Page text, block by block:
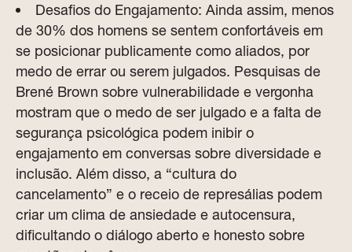
Desafios do Engajamento: Ainda assim, menos
de 30% dos homens se sentem confortáveis em
se posicionar publicamente como aliados, por
medo de errar ou serem julgados. Pesquisas de
Brené Brown sobre vulnerabilidade e vergonha
mostram que o medo de ser julgado e a falta de
segurança psicológica podem inibir o
engajamento em conversas sobre diversidade e
inclusão. Além disso, a “cultura do
cancelamento” e o receio de represálias podem
criar um clima de ansiedade e autocensura,
dificultando o diálogo aberto e honesto sobre